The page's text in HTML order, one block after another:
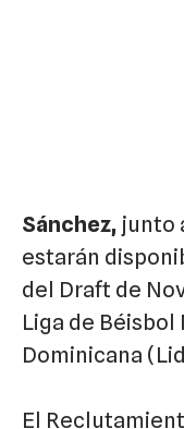
Sánchez, junto
estarán
del Draft de
Liga de
Dominicana
El